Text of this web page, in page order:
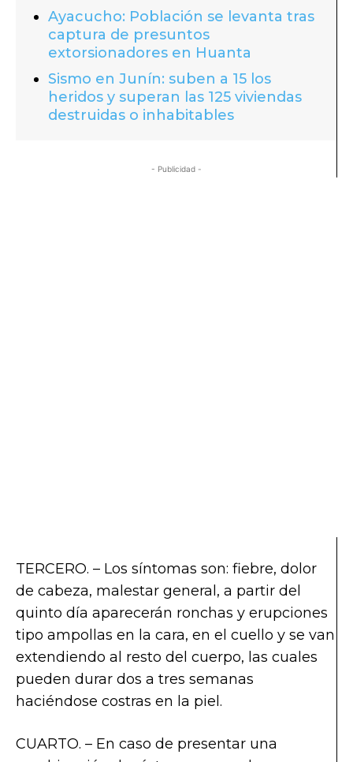
Ayacucho: Población se levanta tras
captura de presuntos
extorsionadores en Huanta
Sismo en Junín: suben a 15 los
heridos y superan las 125 viviendas
destruidas o inhabitables
- Publicidad -
TERCERO. – Los síntomas son: fiebre, dolor
de cabeza, malestar general, a partir del
quinto día aparecerán ronchas y erupciones
tipo ampollas en la cara, en el cuello y se van
extendiendo al resto del cuerpo, las cuales
pueden durar dos a tres semanas
haciéndose costras en la piel.
CUARTO. – En caso de presentar una